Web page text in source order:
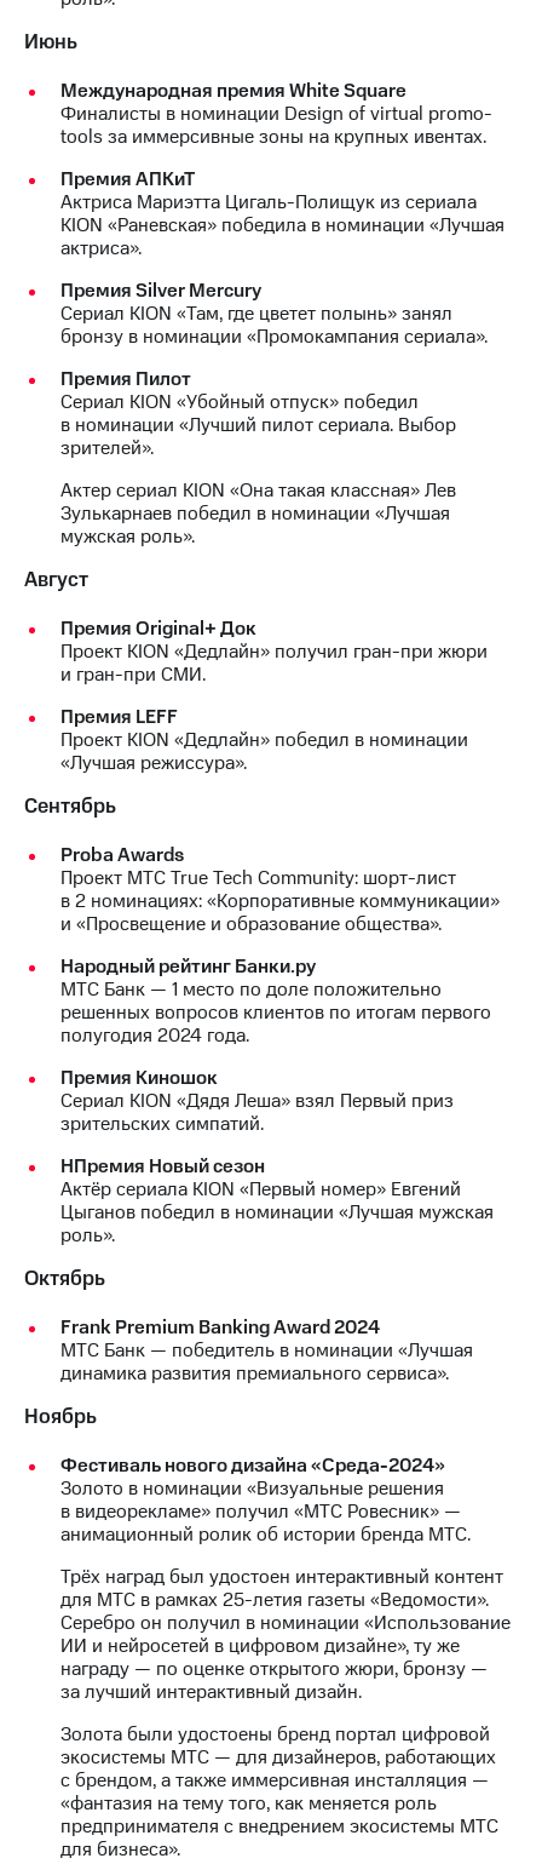
Июнь
Международная премия White Square
Финалисты в номинации Design of virtual promo-
tools за иммерсивные зоны на крупных ивентах.
Премия АПКиТ
Актриса Мариэтта Цигаль-Полищук из сериала
KION «Раневская» победила в номинации «Лучшая
актриса».
Премия Silver Mercury
Сериал KION «Там, где цветет полынь» занял
бронзу в номинации «Промокампания сериала».
Премия Пилот
Сериал KION «Убойный отпуск» победил
в номинации «Лучший пилот сериала. Выбор
зрителей».
Актер сериал KION «Она такая классная» Лев
Зулькарнаев победил в номинации «Лучшая
мужская роль».
Август
Премия Original+ Док
Проект KION «Дедлайн» получил гран-при жюри
и гран-при СМИ.
Премия LEFF
Проект KION «Дедлайн» победил в номинации
«Лучшая режиссура».
Сентябрь
Proba Awards
Проект МТС True Tech Community: шорт-лист
в 2 номинациях: «Корпоративные коммуникации»
и «Просвещение и образование общества».
Народный рейтинг Банки.ру
МТС Банк — 1 место по доле положительно
решенных вопросов клиентов по итогам первого
полугодия 2024 года.
Премия Киношок
Сериал KION «Дядя Леша» взял Первый приз
зрительских симпатий.
НПремия Новый сезон
Актёр сериала KION «Первый номер» Евгений
Цыганов победил в номинации «Лучшая мужская
роль».
Октябрь
Frank Premium Banking Award 2024
МТС Банк — победитель в номинации «Лучшая
динамика развития премиального сервиса».
Ноябрь
Фестиваль нового дизайна «Среда-2024»
Золото в номинации «Визуальные решения
в видеорекламе» получил «МТС Ровесник» —
анимационный ролик об истории бренда МТС.
Трёх наград был удостоен интерактивный контент
для МТС в рамках 25-летия газеты «Ведомости».
Серебро он получил в номинации «Использование
ИИ и нейросетей в цифровом дизайне», ту же
награду — по оценке открытого жюри, бронзу —
за лучший интерактивный дизайн.
Золота были удостоены бренд портал цифровой
экосистемы МТС — для дизайнеров, работающих
с брендом, а также иммерсивная инсталляция —
«фантазия на тему того, как меняется роль
предпринимателя с внедрением экосистемы МТС
для бизнеса».